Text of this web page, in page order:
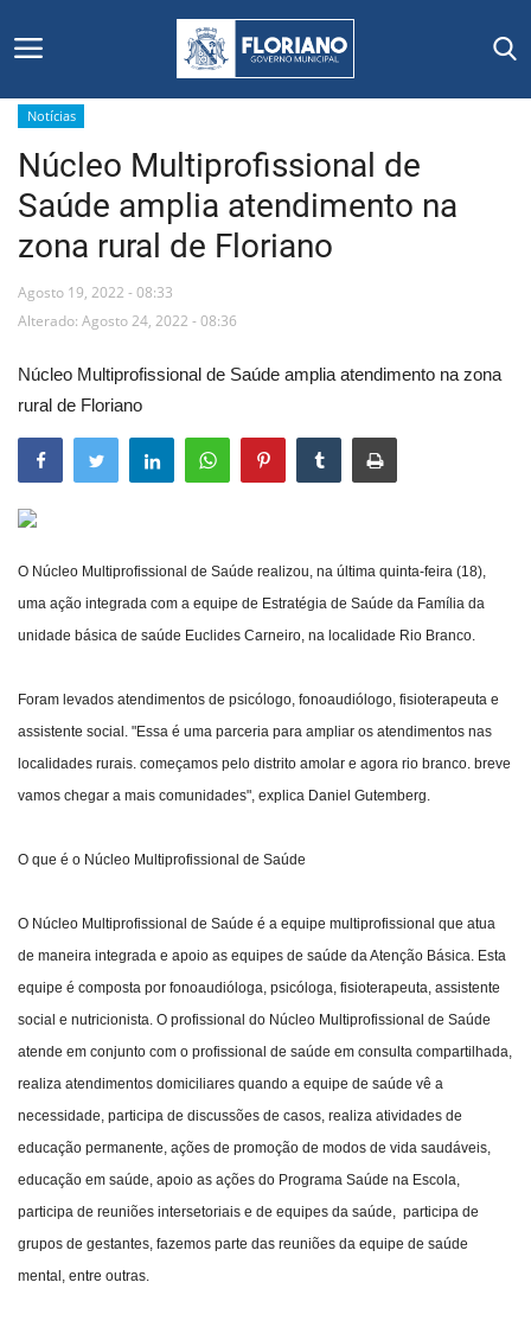
Início
Editais
Floriano
Mural de Licitações
Notícias
Vídeos
Webmail
Contato
Notícias
Núcleo Multiprofissional de
Saúde amplia atendimento na
zona rural de Floriano
Agosto 19, 2022 - 08:33
Alterado: Agosto 24, 2022 - 08:36
Núcleo Multiprofissional de Saúde amplia atendimento na zona
rural de Floriano
O Núcleo Multiprofissional de Saúde realizou, na última quinta-feira (18),
uma ação integrada com a equipe de Estratégia de Saúde da Família da
unidade básica de saúde Euclides Carneiro, na localidade Rio Branco.
Foram levados atendimentos de psicólogo, fonoaudiólogo, fisioterapeuta e
assistente social. "Essa é uma parceria para ampliar os atendimentos nas
localidades rurais. começamos pelo distrito amolar e agora rio branco. breve
vamos chegar a mais comunidades", explica Daniel Gutemberg.
O que é o Núcleo Multiprofissional de Saúde
O Núcleo Multiprofissional de Saúde é a equipe multiprofissional que atua
de maneira integrada e apoio as equipes de saúde da Atenção Básica. Esta
equipe é composta por fonoaudióloga, psicóloga, fisioterapeuta, assistente
social e nutricionista. O profissional do Núcleo Multiprofissional de Saúde
atende em conjunto com o profissional de saúde em consulta compartilhada,
realiza atendimentos domiciliares quando a equipe de saúde vê a
necessidade, participa de discussões de casos, realiza atividades de
educação permanente, ações de promoção de modos de vida saudáveis,
educação em saúde, apoio as ações do Programa Saúde na Escola,
participa de reuniões intersetoriais e de equipes da saúde, participa de
grupos de gestantes, fazemos parte das reuniões da equipe de saúde
mental, entre outras.